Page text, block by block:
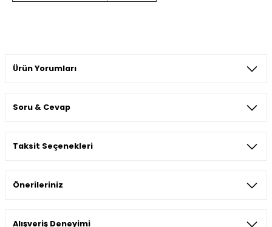
Ürün Yorumları
Soru & Cevap
Taksit Seçenekleri
Önerileriniz
Bu ürünün fiyat bilgisi, resim, ürün açıklamalarında ve diğer
Alışveriş Deneyimi